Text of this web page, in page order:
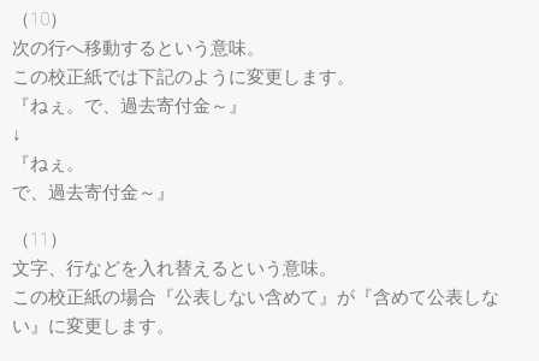
（10）
次の行へ移動するという意味。
この校正紙では下記のように変更します。
『ねぇ。で、過去寄付金～』
↓
『ねぇ。
で、過去寄付金～』
（11）
文字、行などを入れ替えるという意味。
この校正紙の場合『公表しない含めて』が『含めて公表しな
い』に変更します。